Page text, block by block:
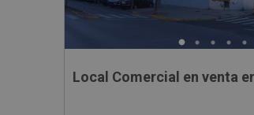
Local Comercial en venta